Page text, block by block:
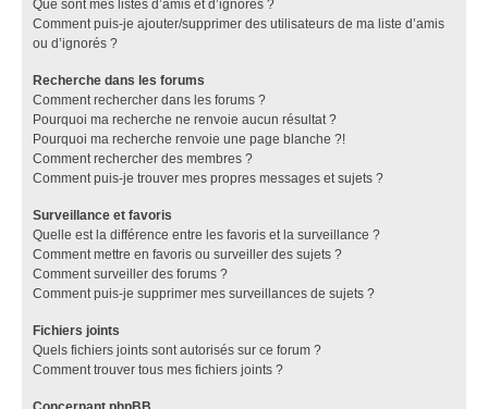
Que sont mes listes d’amis et d’ignorés ?
Comment puis-je ajouter/supprimer des utilisateurs de ma liste d’amis
ou d’ignorés ?
Recherche dans les forums
Comment rechercher dans les forums ?
Pourquoi ma recherche ne renvoie aucun résultat ?
Pourquoi ma recherche renvoie une page blanche ?!
Comment rechercher des membres ?
Comment puis-je trouver mes propres messages et sujets ?
Surveillance et favoris
Quelle est la différence entre les favoris et la surveillance ?
Comment mettre en favoris ou surveiller des sujets ?
Comment surveiller des forums ?
Comment puis-je supprimer mes surveillances de sujets ?
Fichiers joints
Quels fichiers joints sont autorisés sur ce forum ?
Comment trouver tous mes fichiers joints ?